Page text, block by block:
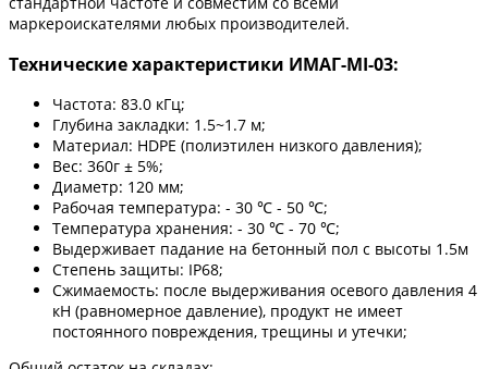
маркероискателями любых производителей.
Технические характеристики ИМАГ-MI-03:
Частота: 83.0 кГц;
Глубина закладки: 1.5~1.7 м;
Материал: HDPE (полиэтилен низкого давления);
Вес: 360г ± 5%;
Диаметр: 120 мм;
Рабочая температура: - 30 ℃ - 50 ℃;
Температура хранения: - 30 ℃ - 70 ℃;
Выдерживает падание на бетонный пол с высоты 1.5м
Степень защиты: IP68;
Сжимаемость: после выдерживания осевого давления 4
кН (равномерное давление), продукт не имеет
постоянного повреждения, трещины и утечки;